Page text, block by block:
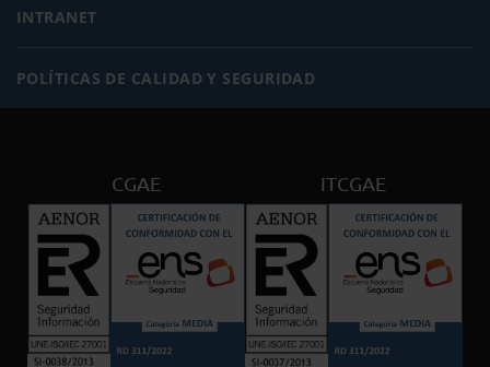
INTRANET
POLÍTICAS DE CALIDAD Y SEGURIDAD
CGAE ITCGAE